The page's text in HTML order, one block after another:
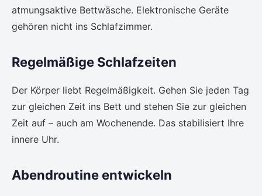
atmungsaktive Bettwäsche. Elektronische Geräte
gehören nicht ins Schlafzimmer.
Regelmäßige Schlafzeiten
Der Körper liebt Regelmäßigkeit. Gehen Sie jeden Tag
zur gleichen Zeit ins Bett und stehen Sie zur gleichen
Zeit auf – auch am Wochenende. Das stabilisiert Ihre
innere Uhr.
Abendroutine entwickeln